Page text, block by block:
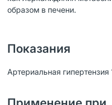
образом в печени.
Показания
Артериальная гипертензия